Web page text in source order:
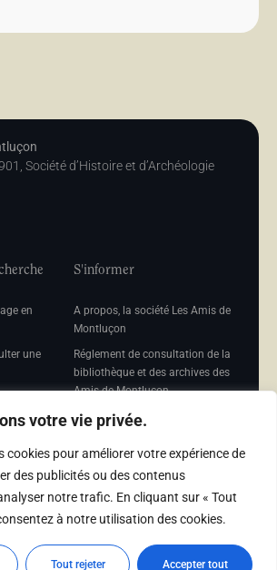
votre vie privée.
cookies pour améliorer votre expérience de
des publicités ou des contenus
notre trafic. En cliquant sur « Tout
à notre utilisation des cookies.
Tout rejeter Accepter tout
Société d’Histoire et d’Archéologie
en
une
S'informer
A propos, la société Les Amis de
Montluçon
Réglement de consultation de la
bibliothèque et des archives des
Amis de Montluçon
Mentions légales